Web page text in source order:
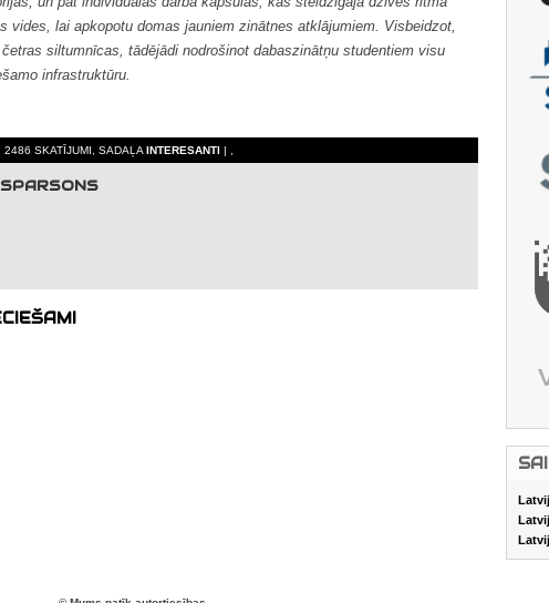
vides, lai apkopotu domas jauniem zinātnes atklājumiem. Visbeidzot,
siltumnīcas, tādējādi nodrošinot dabaszinātņu studentiem visu
infrastruktūru.
SKATĪJUMI, SADAĻA INTERESANTI | ,